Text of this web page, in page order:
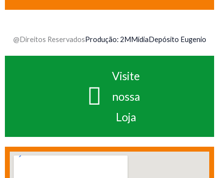
@Direitos ReservadosProdução: 2MMídiaDepósito Eugenio
Visite
nossa
Loja